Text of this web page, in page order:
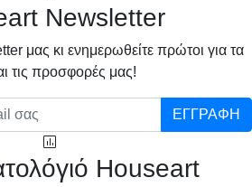
Newsletter
μας κι ενημερωθείτε πρώτοι για τα
τις προσφορές μας!
ΕΓΓΡΑΦΗ
Houseart